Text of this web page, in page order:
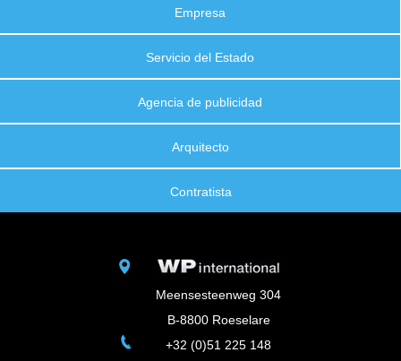
Empresa
Servicio del Estado
Agencia de publicidad
Arquitecto
Contratista
Meensesteenweg 304
B-8800 Roeselare
+32 (0)51 225 148